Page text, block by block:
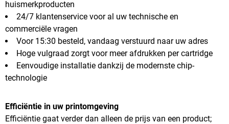
huismerkproducten
24/7 klantenservice voor al uw technische en
commerciële vragen
Voor 15:30 besteld, vandaag verstuurd naar uw adres
Hoge vulgraad zorgt voor meer afdrukken per cartridge
Eenvoudige installatie dankzij de modernste chip-
technologie
Efficiëntie in uw printomgeving
Efficiëntie gaat verder dan alleen de prijs van een product;